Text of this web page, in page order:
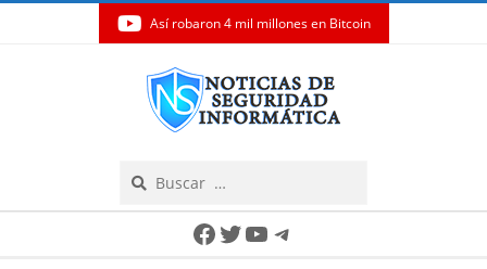
Así robaron 4 mil millones en Bitcoin
Facebook
Twitter
YouTube
Telegram